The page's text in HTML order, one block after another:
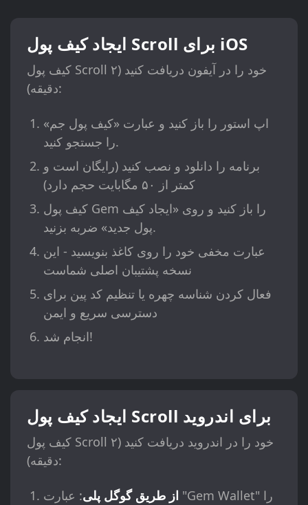
ایجاد کیف پول Scroll برای iOS
کیف پول Scroll خود را در آیفون دریافت کنید (۲
دقیقه):
اپ استور را باز کنید و عبارت «کیف پول جم»
را جستجو کنید.
برنامه را دانلود و نصب کنید (رایگان است و
کمتر از ۵۰ مگابایت حجم دارد)
کیف پول Gem را باز کنید و روی «ایجاد کیف
پول جدید» ضربه بزنید.
عبارت مخفی خود را روی کاغذ بنویسید - این
نسخه پشتیبان اصلی شماست
فعال کردن شناسه چهره یا تنظیم کد پین برای
دسترسی سریع و ایمن
انجام شد!
ایجاد کیف پول Scroll برای اندروید
کیف پول Scroll خود را در اندروید دریافت کنید (۲
دقیقه):
از طریق گوگل پلی: عبارت "Gem Wallet" را